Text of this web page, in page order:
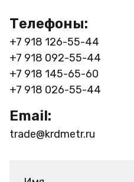
Телефоны:
+7 918 126-55-44
+7 918 092-55-44
+7 918 145-65-60
+7 918 026-55-44
Email:
trade@krdmetr.ru